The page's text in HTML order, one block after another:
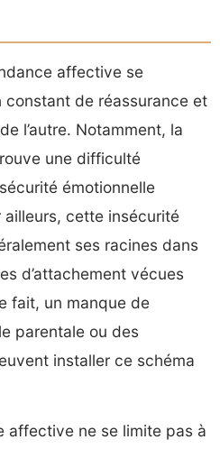
affective se
constant de réassurance et
l’autre. Notamment, la
une difficulté
émotionnelle
ailleurs, cette insécurité
ses racines dans
d’attachement vécues
fait, un manque de
parentale ou des
installer ce schéma
affective ne se limite pas à